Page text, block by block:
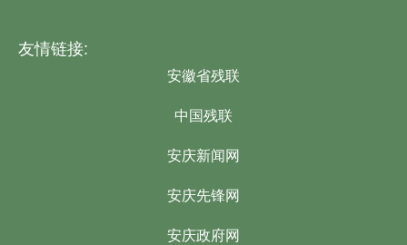
友情链接:
安徽省残联
中国残联
安庆新闻网
安庆先锋网
安庆政府网